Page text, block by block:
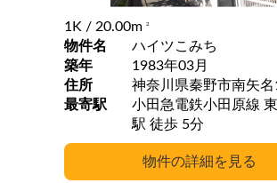
1K / 20.00m 2
物件名
ハイツこみち
築年
1983年03月
住所
神奈川県秦野市南矢
最寄駅
小田急電鉄小田原線
駅 徒歩 5分